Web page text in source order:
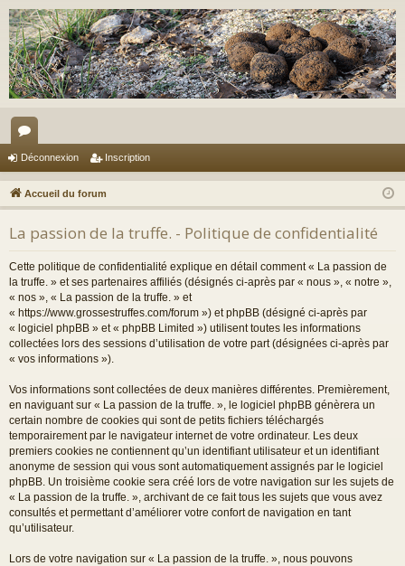
or
u
m
s
Déconnexion Inscription
Accueil du forum
La passion de la truffe. - Politique de confidentialité
Cette politique de confidentialité explique en détail comment « La passion de
la truffe. » et ses partenaires affiliés (désignés ci-après par « nous », « notre »,
« nos », « La passion de la truffe. » et
« https://www.grossestruffes.com/forum ») et phpBB (désigné ci-après par
« logiciel phpBB » et « phpBB Limited ») utilisent toutes les informations
collectées lors des sessions d’utilisation de votre part (désignées ci-après par
« vos informations »).
Vos informations sont collectées de deux manières différentes. Premièrement,
en naviguant sur « La passion de la truffe. », le logiciel phpBB génèrera un
certain nombre de cookies qui sont de petits fichiers téléchargés
temporairement par le navigateur internet de votre ordinateur. Les deux
premiers cookies ne contiennent qu’un identifiant utilisateur et un identifiant
anonyme de session qui vous sont automatiquement assignés par le logiciel
phpBB. Un troisième cookie sera créé lors de votre navigation sur les sujets de
« La passion de la truffe. », archivant de ce fait tous les sujets que vous avez
consultés et permettant d’améliorer votre confort de navigation en tant
qu’utilisateur.
Lors de votre navigation sur « La passion de la truffe. », nous pouvons